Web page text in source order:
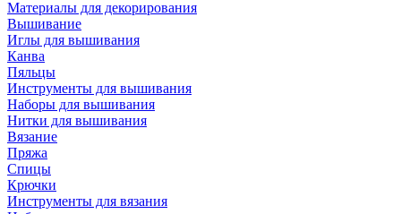
Материалы для декорирования
Вышивание
Иглы для вышивания
Канва
Пяльцы
Инструменты для вышивания
Наборы для вышивания
Нитки для вышивания
Вязание
Пряжа
Спицы
Крючки
Инструменты для вязания